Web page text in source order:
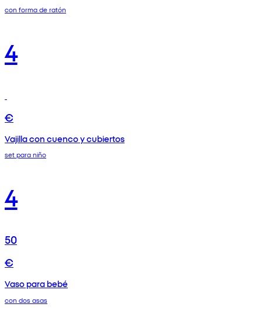
con forma de ratón
4
€
Vajilla con cuenco y cubiertos
set para niño
4
50
€
Vaso para bebé
con dos asas